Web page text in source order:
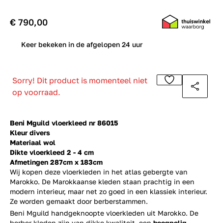
Beni Mguild vloerkleed nr 86015
Kleur divers
Materiaal wol
Dikte vloerkleed 2 - 4 cm
Afmetingen 287cm x 183cm
Wij kopen deze vloerkleden in het atlas gebergte van
Marokko. De Marokkaanse kleden staan prachtig in een
modern interieur, maar net zo goed in een klassiek interieur.
Ze worden gemaakt door berberstammen.
€ 790,00
Keer bekeken in de afgelopen 24 uur
Sorry! Dit product is momenteel niet
op voorraad.
Beni Mguild handgeknoopte vloerkleden uit Marokko. De